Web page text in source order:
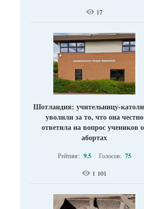
17
Шотландия: учительницу-
уволили за то, что она честно
ответила на вопрос учеников
абортах
Рейтинг: 9.5 Голосов: 75
1 101